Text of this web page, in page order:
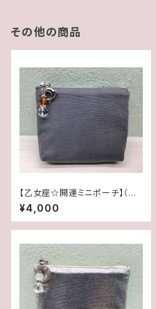
その他の商品
【乙女座☆開運ミニポーチ】（パ
ワーストーンブレス専用にも最
適）
¥4,000